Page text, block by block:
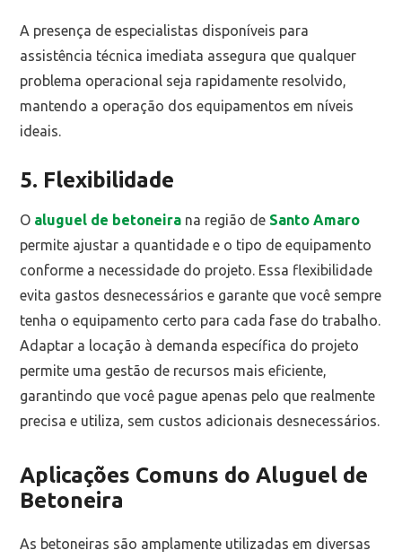
A presença de especialistas disponíveis para
assistência técnica imediata assegura que qualquer
problema operacional seja rapidamente resolvido,
mantendo a operação dos equipamentos em níveis
ideais.
5. Flexibilidade
O aluguel de betoneira na região de Santo Amaro
permite ajustar a quantidade e o tipo de equipamento
conforme a necessidade do projeto. Essa flexibilidade
evita gastos desnecessários e garante que você sempre
tenha o equipamento certo para cada fase do trabalho.
Adaptar a locação à demanda específica do projeto
permite uma gestão de recursos mais eficiente,
garantindo que você pague apenas pelo que realmente
precisa e utiliza, sem custos adicionais desnecessários.
Aplicações Comuns do Aluguel de
Betoneira
As betoneiras são amplamente utilizadas em diversas